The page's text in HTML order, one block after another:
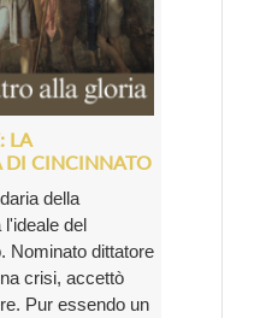
LA
DI CINCINNATO
della
del
Nominato dittatore
crisi, accettò
Pur essendo un